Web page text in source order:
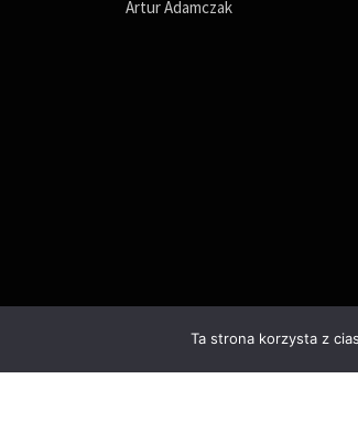
Artur Adamczak
Ta strona korzysta z